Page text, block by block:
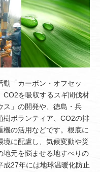
動「カーボン・オフセッ
CO2を吸収するスギ間伐材
ス」の開発や、徳島・兵
樹ボランティア、CO2の排
機の活用などです。根底に
に配慮し、気候変動や災
地元を悩ませる地すべりの
成27年には地球温暖化防止